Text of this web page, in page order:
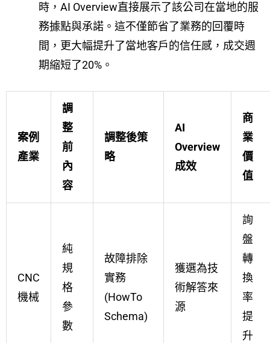
時，AI Overview直接展示了該公司在當地的服
務據點與承諾。這不僅節省了業務的回覆時
間，更大幅提升了當地客戶的信任感，成交週
期縮短了20%。
案例
產業
調
整
前
內
容
調整後策
略
AI
Overview
成效
商
業
價
值
CNC
機械
純
規
格
參
數
故障排除
實務
(HowTo
Schema)
獲選為技
術解答來
源
詢
盤
轉
換
率
提
升